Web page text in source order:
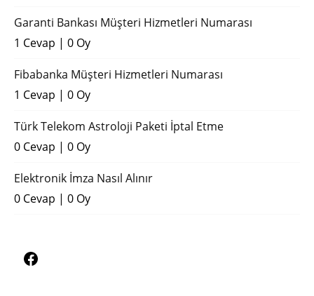
Garanti Bankası Müşteri Hizmetleri Numarası
1 Cevap | 0 Oy
Fibabanka Müşteri Hizmetleri Numarası
1 Cevap | 0 Oy
Türk Telekom Astroloji Paketi İptal Etme
0 Cevap | 0 Oy
Elektronik İmza Nasıl Alınır
0 Cevap | 0 Oy